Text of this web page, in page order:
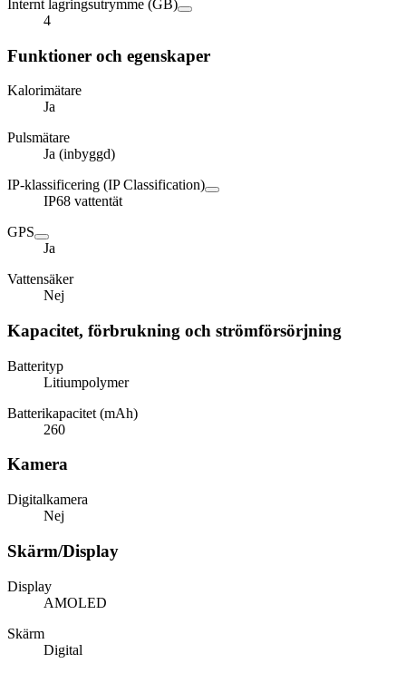
Internt lagringsutrymme (GB)
4
Funktioner och egenskaper
Kalorimätare
Ja
Pulsmätare
Ja (inbyggd)
IP-klassificering (IP Classification)
IP68 vattentät
GPS
Ja
Vattensäker
Nej
Kapacitet, förbrukning och strömförsörjning
Batterityp
Litiumpolymer
Batterikapacitet (mAh)
260
Kamera
Digitalkamera
Nej
Skärm/Display
Display
AMOLED
Skärm
Digital